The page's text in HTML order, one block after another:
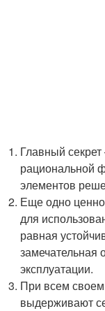
Главный
рациональной
элементов
Еще одно
для
равная
замечательная
эксплуатации.
При всем
выдерживают